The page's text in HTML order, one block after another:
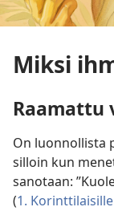
Miksi
Raamattu
On luonnollista
silloin kun
sanotaan:
(1.